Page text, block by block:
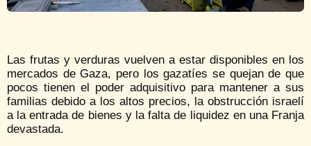
Las frutas y verduras vuelven a estar disponibles en los
mercados de Gaza, pero los gazatíes se quejan de que
pocos tienen el poder adquisitivo para mantener a sus
familias debido a los altos precios, la obstrucción israelí
a la entrada de bienes y la falta de liquidez en una Franja
devastada.